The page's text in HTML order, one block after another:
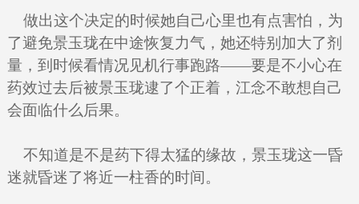
做出这个决定的时候她自己心里也有点害怕，为
了避免景玉珑在中途恢复力气，她还特别加大了剂
量，到时候看情况见机行事跑路——要是不小心在
药效过去后被景玉珑逮了个正着，江念不敢想自己
会面临什么后果。
不知道是不是药下得太猛的缘故，景玉珑这一昏
迷就昏迷了将近一柱香的时间。